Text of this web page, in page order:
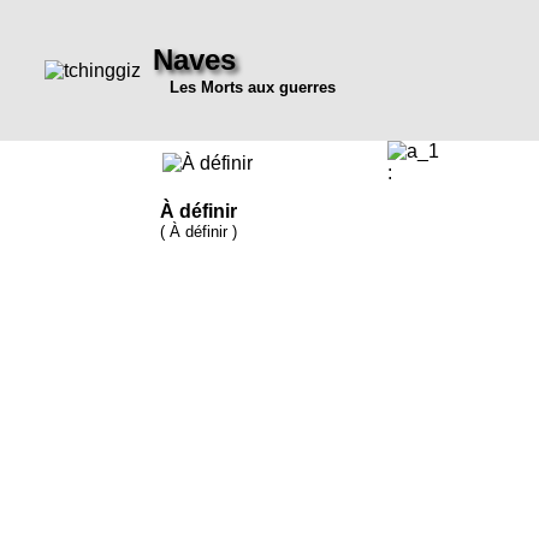
Naves
Les Morts aux guerres
À définir
( À définir )
: